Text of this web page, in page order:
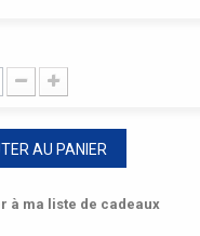
AU PANIER
à ma liste de cadeaux